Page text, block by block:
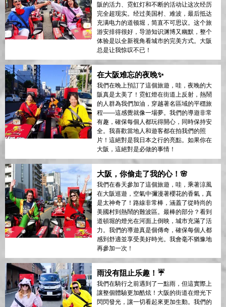
阪的活力、霓虹灯和不断的活动让这次经历
完全超现实。经过美国村、难波，最后抵达
充满电力的道顿堀，简直不可思议。这个旅
游安排得很好，导游知识渊博又幽默，整个
体验是以全新视角看城市的完美方式。大阪
总是让我惊叹不已！
在大阪难忘的夜晚✨
我們在晚上預訂了這個旅遊，哇，夜晚的大
阪真是太美了！霓虹燈在街道上反射，熱鬧
的人群為我們加油，穿越著名區域的平穩旅
程——這感覺就像一場夢。我們的導遊非常
有趣，確保每個人都玩得開心，同時保持安
全。我喜歡當地人和遊客都在拍我們的照
片！這絕對是我日本之行的亮點。如果你在
大阪，這絕對是必做的事情！
大阪，你偷走了我的心！🌸
我們在春天參加了這個旅遊，哇，乘著涼風
在大阪巡遊，空氣中彌漫著櫻花的香氣，真
是太神奇了！路線非常棒，涵蓋了從時尚的
美國村到熱鬧的難波區。最棒的部分？看到
道頓堀的燈光在河面上倒映，城市充滿了活
力。我們的導遊真是個傳奇，確保每個人都
感到舒適並享受美好時光。我會毫不猶豫地
再參加一次！
雨没有阻止乐趣！☔
我們在騎行之前遇到了一點雨，但這實際上
讓整個體驗更加酷炫！大阪的街道在燈光下
閃閃發光，讓一切看起來更加生動。我們的